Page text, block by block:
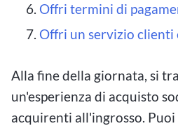
Offri termini di
Offri un servizio clienti
Alla fine della giornata, si
un'esperienza di acquisto
acquirenti all'ingrosso.